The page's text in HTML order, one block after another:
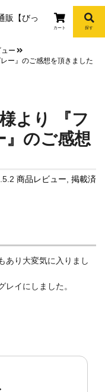
カート 探す
ー
ー』のご感想を頂きました
より 『フ
』のご感想
商品レビュー 掲載済
あり大変気に入りまし
イにしました。